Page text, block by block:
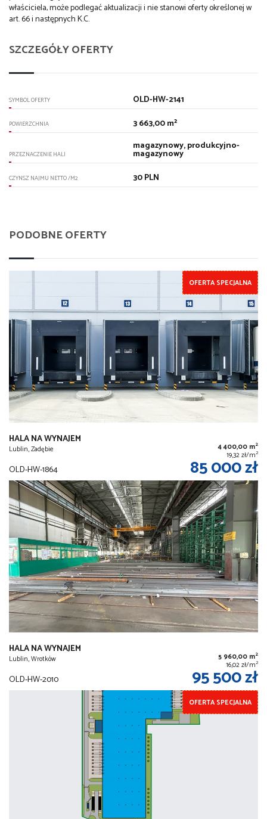
właściciela, może podlegać aktualizacji i nie stanowi oferty określonej w
art. 66 i następnych K.C.
SZCZEGÓŁY OFERTY
SYMBOL OFERTY OLD-HW-2141
POWIERZCHNIA 3 663,00 m²
PRZEZNACZENIE HALI
magazynowy, produkcyjno-
magazynowy
CZYNSZ NAJMU NETTO /M2 30 PLN
PODOBNE OFERTY
OFERTA SPECJALNA
HALA NA WYNAJEM
Lublin, Zadębie 4 400,00 m2
19,32 zł/m2
OLD-HW-1864 85 000 zł
HALA NA WYNAJEM
Lublin, Wrotków 5 960,00 m2
16,02 zł/m2
OLD-HW-2010 95 500 zł
OFERTA SPECJALNA